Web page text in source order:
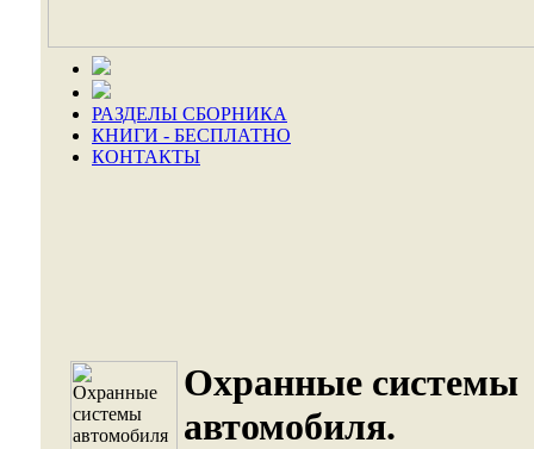
РАЗДЕЛЫ СБОРНИКА
КНИГИ - БЕСПЛАТНО
КОНТАКТЫ
Охранные системы
автомобиля.